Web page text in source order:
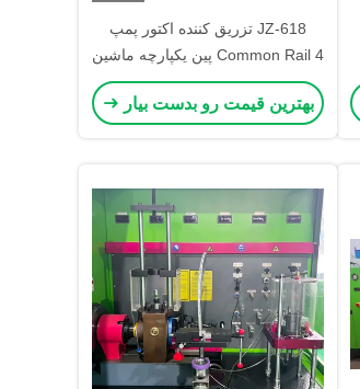
JZ-618 تزریق کننده اکتور پمپ
Common Rail 4 پین یکپارچه ماشین
تست بنچ
بهترین قیمت رو بدست بیار